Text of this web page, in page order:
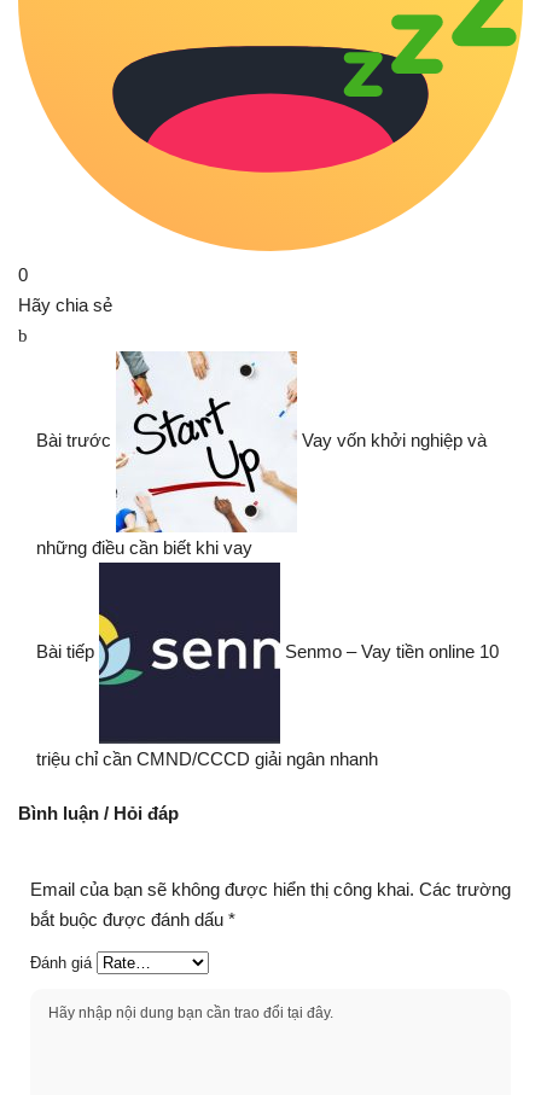
0
Hãy chia sẻ
Bài trước Vay vốn khởi nghiệp và
những điều cần biết khi vay
Bài tiếp Senmo – Vay tiền online 10
triệu chỉ cần CMND/CCCD giải ngân nhanh
Bình luận / Hỏi đáp
Email của bạn sẽ không được hiển thị công khai. Các trường
bắt buộc được đánh dấu *
Đánh giá